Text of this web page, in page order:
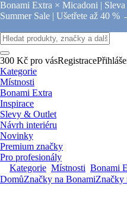
Bonami Extra × Micadoni |
Summer Sale | Ušetřete až 40 %
300 Kč pro vásRegistrace
Kategorie
Místnosti
Bonami Extra
Inspirace
Slevy & Outlet
Návrh interiéru
Novinky
Premium značky
Pro profesionály
Kategorie Místnosti Bonami
DomůZnačky na BonamiZnačky